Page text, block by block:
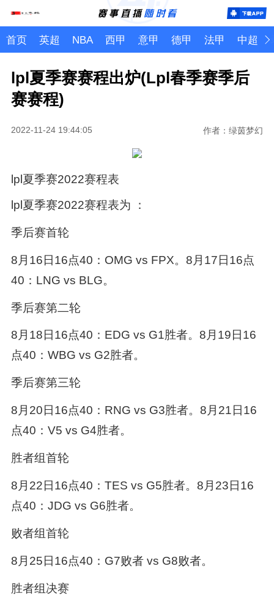
首页 英超 NBA 西甲 意甲 德甲 法甲 中超
lpl夏季赛赛程出炉(Lpl春季赛季后
赛赛程)
2022-11-24 19:44:05 作者：绿茵梦幻
lpl夏季赛2022赛程表
lpl夏季赛2022赛程表为 ：
季后赛首轮
8月16日16点40：OMG vs FPX。8月17日16点
40：LNG vs BLG。
季后赛第二轮
8月18日16点40：EDG vs G1胜者。8月19日16
点40：WBG vs G2胜者。
季后赛第三轮
8月20日16点40：RNG vs G3胜者。8月21日16
点40：V5 vs G4胜者。
胜者组首轮
8月22日16点40：TES vs G5胜者。8月23日16
点40：JDG vs G6胜者。
败者组首轮
8月25日16点40：G7败者 vs G8败者。
胜者组决赛